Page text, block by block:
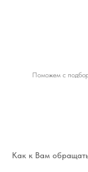
Поможем с
Как к Вам